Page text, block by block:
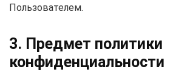
Пользователем.
3. Предмет политики
конфиденциальности